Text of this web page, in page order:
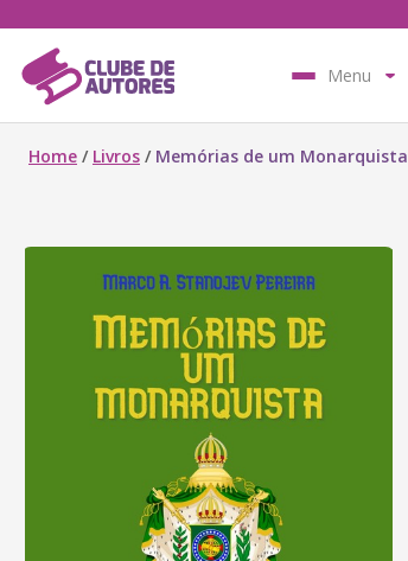
Menu
Home / Livros / Memórias de um Monarquista